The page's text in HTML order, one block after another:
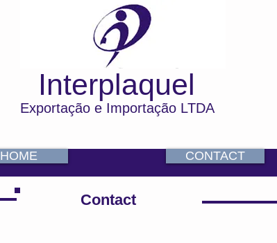
Interplaquel
Exportação e Importação LTDA
HOME CONTACT
Contact